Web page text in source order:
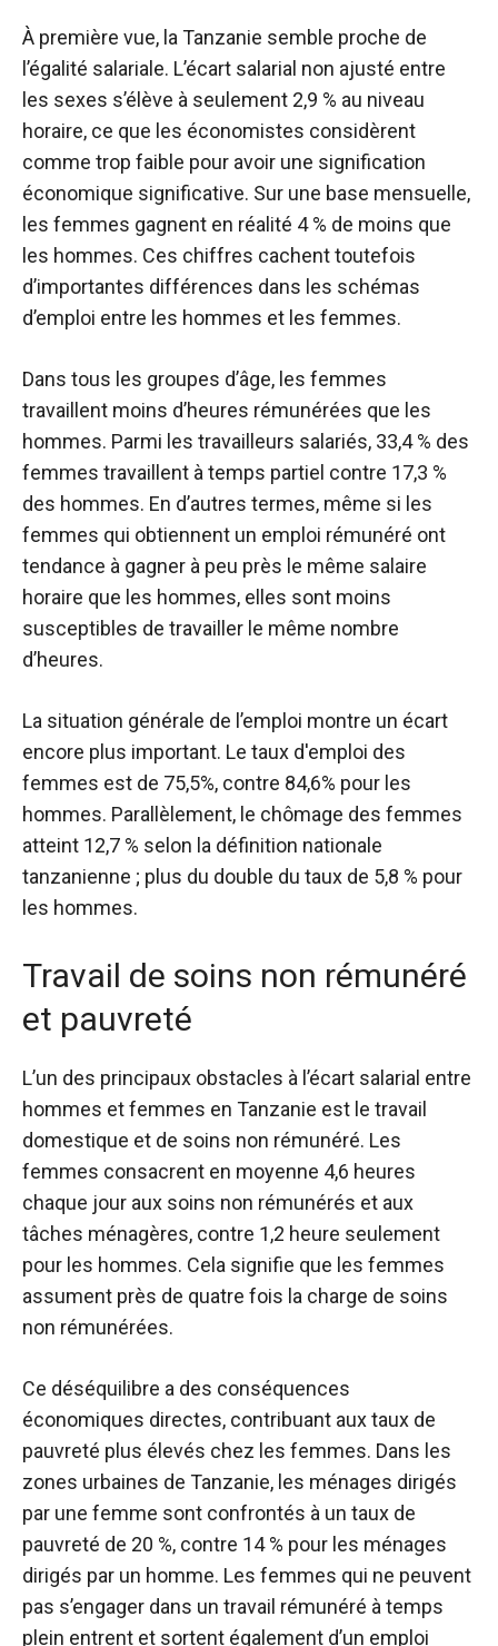
À première vue, la Tanzanie semble proche de
l’égalité salariale. L’écart salarial non ajusté entre
les sexes s’élève à seulement 2,9 % au niveau
horaire, ce que les économistes considèrent
comme trop faible pour avoir une signification
économique significative. Sur une base mensuelle,
les femmes gagnent en réalité 4 % de moins que
les hommes. Ces chiffres cachent toutefois
d’importantes différences dans les schémas
d’emploi entre les hommes et les femmes.
Dans tous les groupes d’âge, les femmes
travaillent moins d’heures rémunérées que les
hommes. Parmi les travailleurs salariés, 33,4 % des
femmes travaillent à temps partiel contre 17,3 %
des hommes. En d’autres termes, même si les
femmes qui obtiennent un emploi rémunéré ont
tendance à gagner à peu près le même salaire
horaire que les hommes, elles sont moins
susceptibles de travailler le même nombre
d’heures.
La situation générale de l’emploi montre un écart
encore plus important. Le taux d'emploi des
femmes est de 75,5%, contre 84,6% pour les
hommes. Parallèlement, le chômage des femmes
atteint 12,7 % selon la définition nationale
tanzanienne ; plus du double du taux de 5,8 % pour
les hommes.
Travail de soins non rémunéré
et pauvreté
L’un des principaux obstacles à l’écart salarial entre
hommes et femmes en Tanzanie est le travail
domestique et de soins non rémunéré. Les
femmes consacrent en moyenne 4,6 heures
chaque jour aux soins non rémunérés et aux
tâches ménagères, contre 1,2 heure seulement
pour les hommes. Cela signifie que les femmes
assument près de quatre fois la charge de soins
non rémunérées.
Ce déséquilibre a des conséquences
économiques directes, contribuant aux taux de
pauvreté plus élevés chez les femmes. Dans les
zones urbaines de Tanzanie, les ménages dirigés
par une femme sont confrontés à un taux de
pauvreté de 20 %, contre 14 % pour les ménages
dirigés par un homme. Les femmes qui ne peuvent
pas s’engager dans un travail rémunéré à temps
plein entrent et sortent également d’un emploi